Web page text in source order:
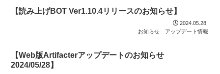
【読み上げBOT Ver1.10.4リリースのお知らせ】
2024.05.28
お知らせ
アップデート情報
【Web版Artifacterアップデートのお知らせ
2024/05/28】